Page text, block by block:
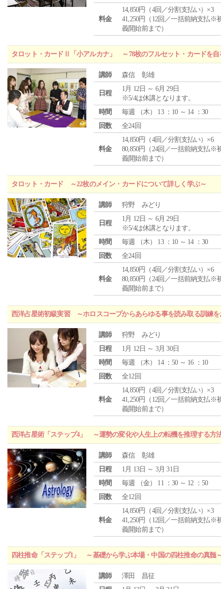
料金
14,850円（4回／分割支払い）×3
41,250円（12回／一括前納支払※
義開始前まで）
タロット・カードⅡ「小アルカナ」 ～78枚のフルセット・カードを自
講師 森信 彰雄
日程
1月 12日 ～ 6月 29日
※5/4は休講となります。
時間
毎週 （木） 13 ：10 ～ 14 ：30
回数
全24回
料金
14,850円（4回／分割支払い）×6
80,850円（24回／一括前納支払※
義開始前まで）
タロット・カード ～22枚のメイン・カードについて詳しく学ぶ～
講師 狩野 みどり
日程
1月 12日 ～ 6月 29日
※5/4は休講となります。
時間
毎週 （木） 13 ：10 ～ 14 ：30
回数
全24回
料金
14,850円（4回／分割支払い）×6
80,850円（24回／一括前納支払※
義開始前まで）
西洋占星術初級実習 ～ホロスコープからあらゆる事を読み取る訓練を
講師
狩野 みどり
日程
1月 12日 ～ 3月 30日
時間
毎週 （木） 14 ：50 ～ 16 ：10
回数
全12回
料金
14,850円（4回／分割支払い）×3
41,250円（12回／一括前納支払※
義開始前まで）
西洋占星術「ステップ4」 ～運勢の変化や人生上の転機を推理する方
講師
森信 彰雄
日程
1月 13日 ～ 3月 31日
時間
毎週 （金） 11 ：30 ～ 12 ：50
回数
全12回
料金
14,850円（4回／分割支払い）×3
41,250円（12回／一括前納支払※
義開始前まで）
四柱推命「ステップ1」 ～基礎から学ぶ本場・中国の四柱推命の真髄
講師
澤田 昌征